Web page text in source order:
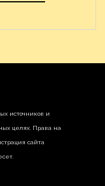
источников и
целях. Права на
сайта